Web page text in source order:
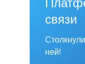
связи
ней!